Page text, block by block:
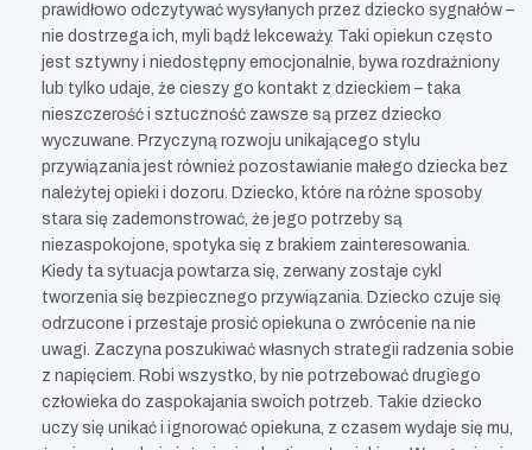
prawidłowo odczytywać wysyłanych przez dziecko sygnałów –
nie dostrzega ich, myli bądź lekceważy. Taki opiekun często
jest sztywny i niedostępny emocjonalnie, bywa rozdrażniony
lub tylko udaje, że cieszy go kontakt z dzieckiem – taka
nieszczerość i sztuczność zawsze są przez dziecko
wyczuwane. Przyczyną rozwoju unikającego stylu
przywiązania jest również pozostawianie małego dziecka bez
należytej opieki i dozoru. Dziecko, które na różne sposoby
stara się zademonstrować, że jego potrzeby są
niezaspokojone, spotyka się z brakiem zainteresowania.
Kiedy ta sytuacja powtarza się, zerwany zostaje cykl
tworzenia się bezpiecznego przywiązania. Dziecko czuje się
odrzucone i przestaje prosić opiekuna o zwrócenie na nie
uwagi. Zaczyna poszukiwać własnych strategii radzenia sobie
z napięciem. Robi wszystko, by nie potrzebować drugiego
człowieka do zaspokajania swoich potrzeb. Takie dziecko
uczy się unikać i ignorować opiekuna, z czasem wydaje się mu,